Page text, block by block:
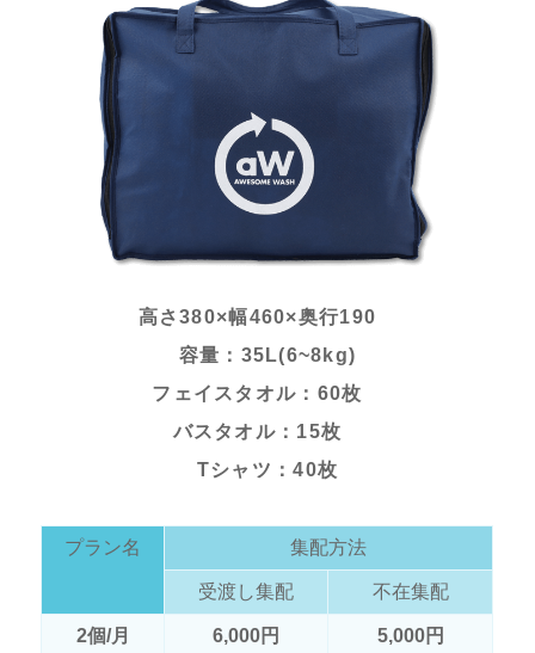
高さ380×幅460×奥行190
容量：35L(6~8kg)
フェイスタオル：60枚
バスタオル：15枚
Tシャツ：40枚
プラン名 集配方法
受渡し集配 不在集配
2個/月 6,000円
5,000円